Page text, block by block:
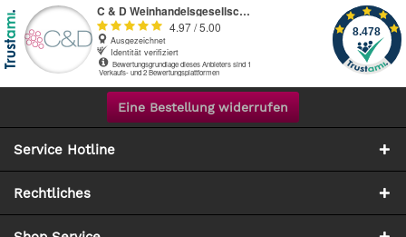
Eine Bestellung widerrufen
Service Hotline
Rechtliches